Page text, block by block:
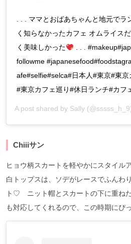
. . . ママとおばあちゃんと地元でラ
く知らなかったカフェ オムライス
く美味しかった
. . .
followme
afe#selfie#selca#日本人#東京#東
#東京カフェ巡り#休日ランチ#カフ
A post shared by Sally
Chiiiサン
ヒョウ柄スカートを軽やかにスタイル
白トップスは、ソデがレースでふんわ
ト♡ ニット帽とスカートの下に重ね
も対応してくれるので、この時期にぴ